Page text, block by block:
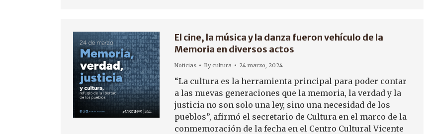
El cine, la música y la danza fueron vehículo de la
Memoria en diversos actos
Noticias Bycultura 24 marzo, 2024
“La cultura es la herramienta principal para poder contar
a las nuevas generaciones que la memoria, la verdad y la
justicia no son solo una ley, sino una necesidad de los
pueblos”, afirmó el secretario de Cultura en el marco de la
conmemoración de la fecha en el Centro Cultural Vicente